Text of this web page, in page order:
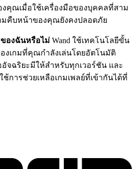
คุณเมื่อใช้เครื่องมือของบุคคลที่สาม
มคืบหน้าของคุณยังคงปลอดภัย
ของฉันหรือไม่ Wand ใช้เทคโนโลยีขั้น
งเกมที่คุณกำลังเล่นโดยอัตโนมัติ
จฉริยะมีให้สำหรับทุกเวอร์ชัน และ
การช่วยเหลือเกมเพลย์ที่เข้ากันได้ที่